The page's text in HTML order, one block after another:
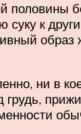
половины
суку к
ни в
грудь,